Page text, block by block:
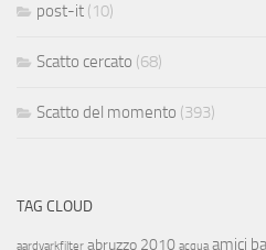
post-it (10)
Scatto cercato (68)
Scatto del momento (393)
TAG CLOUD
aardvarkfilter abruzzo 2010 acqua amici